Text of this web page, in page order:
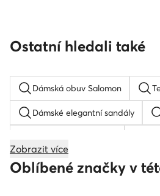
Ostatní hledali také
Dámská obuv Salomon
Dámské elegantní sandály
Dětské tenisky Reebok
Zobrazit více
Oblíbené značky v